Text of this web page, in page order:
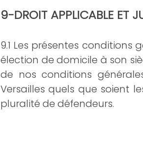
9-DROIT APPLICABLE ET
9.1 Les présentes conditions
élection de domicile à son
de nos conditions
Versailles quels que soient
pluralité de défendeurs.